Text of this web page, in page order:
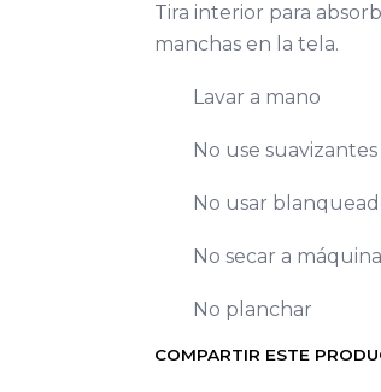
Tira interior para
manchas en la tela.
Lavar a mano
No use
No usar
No secar a máquina
No planchar
COMPARTIR ESTE